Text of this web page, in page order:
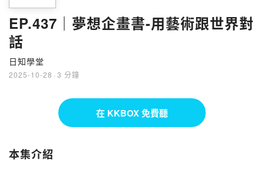
EP.437｜夢想企畫書-用藝術跟世界對
話
日知學堂
2025-10-28 · 3 分鐘
在 KKBOX 免費聽
本集介紹